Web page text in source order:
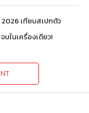
เทียบสเปกตัว
ในเครื่องเดียว!